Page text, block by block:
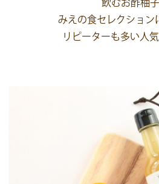
飲むお酢柚
みえの食セレクション
リピーターも多い人